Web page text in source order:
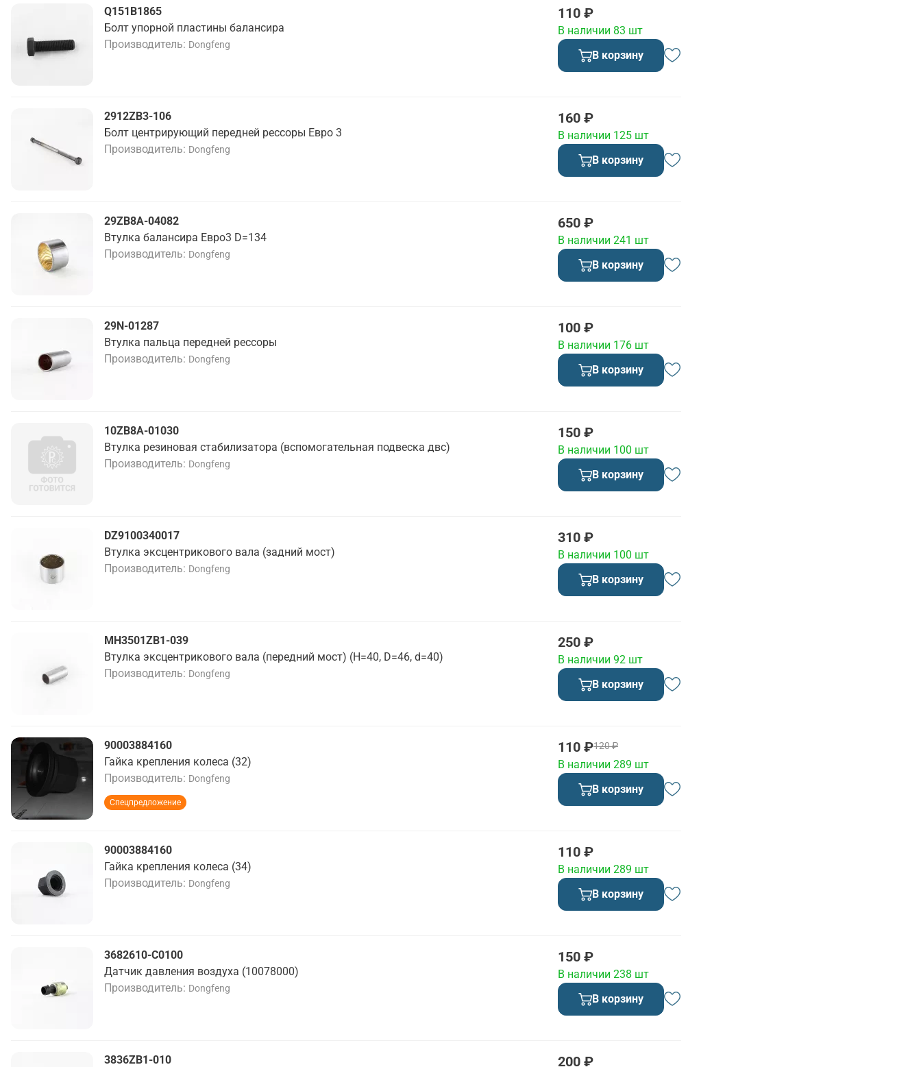
Q151B1865
Болт упорной пластины балансира
Производитель
Dongfeng
110 ₽
В наличии 83 шт
В корзину
2912ZB3-106
Болт центрирующий передней рессоры Евро 3
Производитель
Dongfeng
160 ₽
В наличии 125 шт
В корзину
29ZB8A-04082
Втулка балансира Евро3 D=134
Производитель
Dongfeng
650 ₽
В наличии 241 шт
В корзину
29N-01287
Втулка пальца передней рессоры
Производитель
Dongfeng
100 ₽
В наличии 176 шт
В корзину
10ZB8A-01030
Втулка резиновая стабилизатора (вспомогательная подвеска двс)
Производитель
Dongfeng
150 ₽
В наличии 100 шт
В корзину
DZ9100340017
Втулка эксцентрикового вала (задний мост)
Производитель
Dongfeng
310 ₽
В наличии 100 шт
В корзину
MH3501ZB1-039
Втулка эксцентрикового вала (передний мост) (H=40, D=46, d=40)
Производитель
Dongfeng
250 ₽
В наличии 92 шт
В корзину
90003884160
Гайка крепления колеса (32)
Производитель
Dongfeng
Спецпредложение
110 ₽120 ₽
В наличии 289 шт
В корзину
90003884160
Гайка крепления колеса (34)
Производитель
Dongfeng
110 ₽
В наличии 289 шт
В корзину
3682610-C0100
Датчик давления воздуха (10078000)
Производитель
Dongfeng
150 ₽
В наличии 238 шт
В корзину
3836ZB1-010 200 ₽